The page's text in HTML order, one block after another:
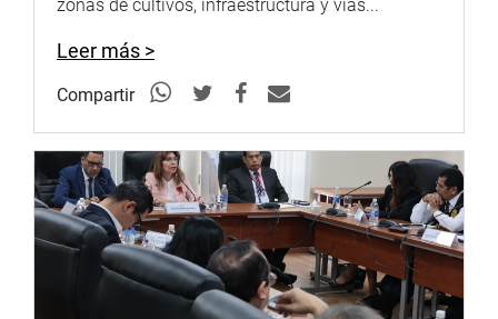
zonas de cultivos, infraestructura y vías...
Leer más >
Compartir